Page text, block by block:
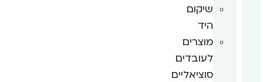
שיקום
היד
מוצרים
לעובדים
סוציאליים